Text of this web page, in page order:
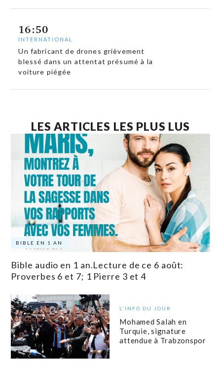
16:50
INTERNATIONAL
Un fabricant de drones grièvement
blessé dans un attentat présumé à la
voiture piégée
LES ARTICLES LES PLUS LUS
BIBLE EN 1 AN
Bible audio en 1 an.Lecture de ce 6 août:
Proverbes 6 et 7; 1 Pierre 3 et 4
L'INFO DU JOUR
Mohamed Salah en
Turquie, signature
attendue à Trabzonspor